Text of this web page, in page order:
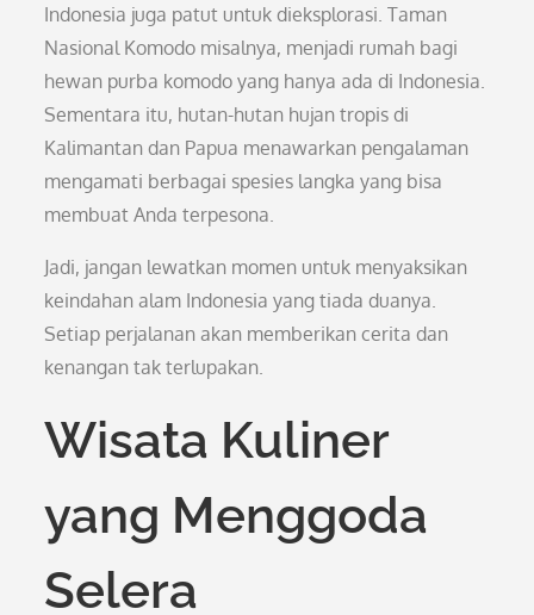
Indonesia juga patut untuk dieksplorasi. Taman
Nasional Komodo misalnya, menjadi rumah bagi
hewan purba komodo yang hanya ada di Indonesia.
Sementara itu, hutan-hutan hujan tropis di
Kalimantan dan Papua menawarkan pengalaman
mengamati berbagai spesies langka yang bisa
membuat Anda terpesona.
Jadi, jangan lewatkan momen untuk menyaksikan
keindahan alam Indonesia yang tiada duanya.
Setiap perjalanan akan memberikan cerita dan
kenangan tak terlupakan.
Wisata Kuliner
yang Menggoda
Selera